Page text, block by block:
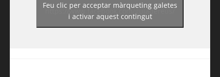
https://www.facebook.com/guiadereus/
Feu clic per acceptar màrqueting galetes
i activar aquest contingut